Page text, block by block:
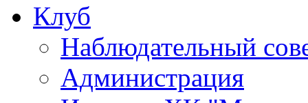
Клуб
Наблюдательный
Администрация